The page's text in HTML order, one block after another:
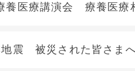
医療講演会 療養医療
地震 被災された皆さま